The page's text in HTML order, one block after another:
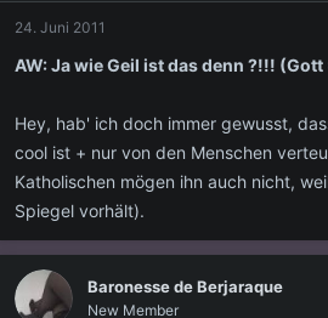
24. Juni 2011
AW: Ja wie Geil ist das denn ?!!! (Gott
Hey, hab' ich doch immer gewusst,
cool ist + nur von den Menschen
Katholischen mögen ihn auch nicht,
Spiegel vorhält).
Baronesse de Berjaraque
New Member